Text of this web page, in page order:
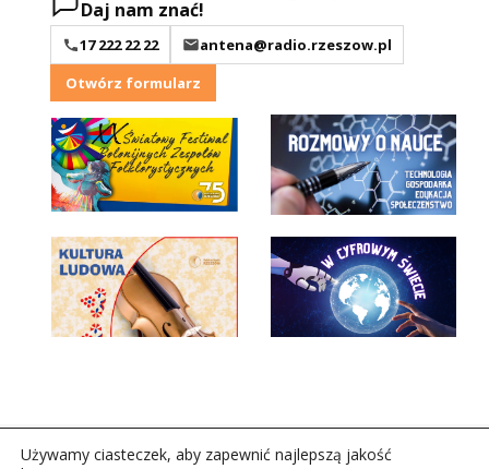
Daj nam znać!
17 222 22 22
antena@radio.rzeszow.pl
Otwórz formularz
Używamy ciasteczek, aby zapewnić najlepszą jakość